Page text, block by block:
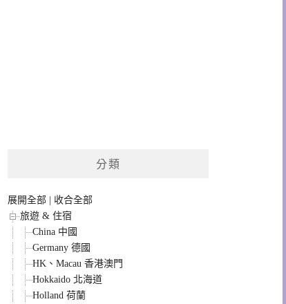
分類
展開全部
收合全部
旅遊 & 住宿
China 中國
Germany 德國
HK、Macau 香港澳門
Hokkaido 北海道
Holland 荷蘭